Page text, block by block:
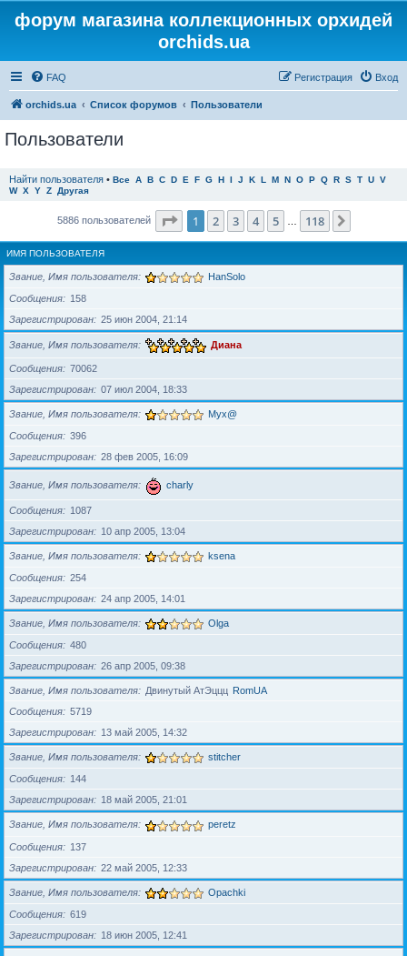
форум магазина коллекционных орхидей
orchids.ua
FAQ Вход
Регистрация
orchids.ua Список форумов Пользователи
Пользователи
Найти пользователя • Все A B C D E F G H I J K L M N O P Q R S T U V
W X Y Z Другая
5886 пользователей Страница из 118
1 2 3 4 5 118
ИМЯ ПОЛЬЗОВАТЕЛЯ
Звание, Имя пользователя HanSolo
Сообщения
158
Зарегистрирован
25 июн 2004, 21:14
Звание, Имя пользователя Диана
Сообщения
70062
Зарегистрирован
07 июл 2004, 18:33
Звание, Имя пользователя Myx@
Сообщения
396
Зарегистрирован
28 фев 2005, 16:09
Звание, Имя пользователя charly
Сообщения
1087
Зарегистрирован
10 апр 2005, 13:04
Звание, Имя пользователя ksena
Сообщения
254
Зарегистрирован
24 апр 2005, 14:01
Звание, Имя пользователя Olga
Сообщения
480
Зарегистрирован
26 апр 2005, 09:38
Звание, Имя пользователя Двинутый АтЭццц RomUA
Сообщения
5719
Зарегистрирован
13 май 2005, 14:32
Звание, Имя пользователя stitcher
Сообщения
144
Зарегистрирован
18 май 2005, 21:01
Звание, Имя пользователя peretz
Сообщения
137
Зарегистрирован
22 май 2005, 12:33
Звание, Имя пользователя Opachki
Сообщения
619
Зарегистрирован
18 июн 2005, 12:41